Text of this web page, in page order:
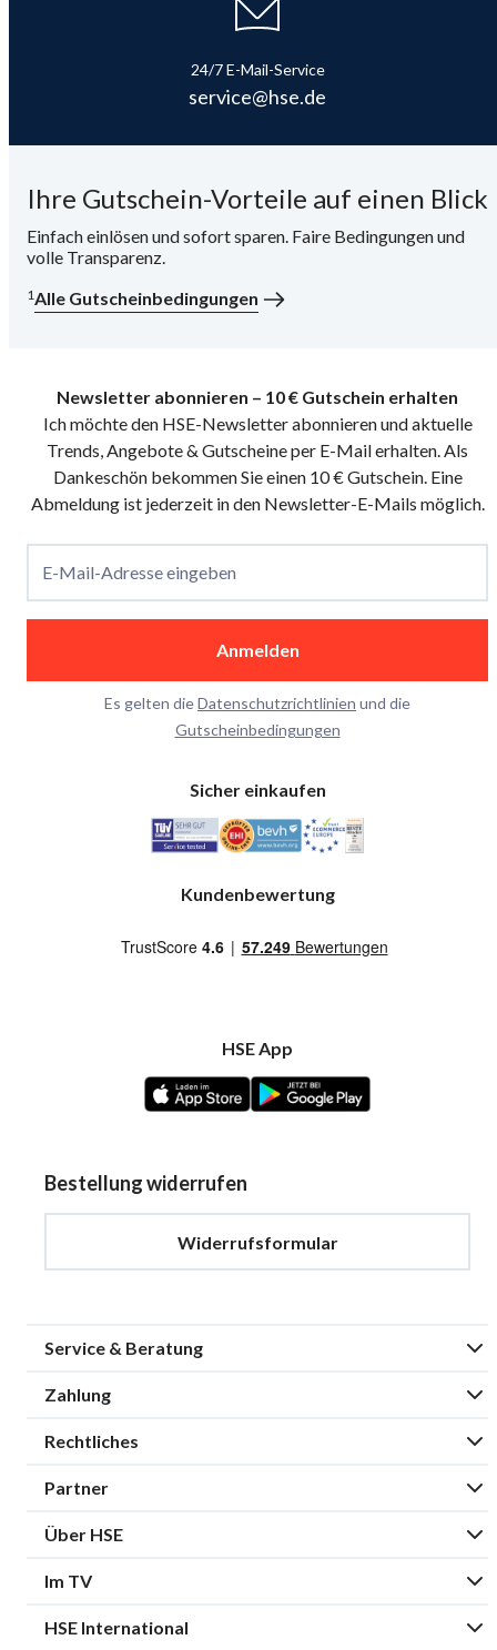
24/7 E-Mail-Service
service@hse.de
Ihre Gutschein-Vorteile auf einen Blick
Einfach einlösen und sofort sparen. Faire Bedingungen und
volle Transparenz.
1Alle Gutscheinbedingungen
Newsletter abonnieren – 10 € Gutschein erhalten
Ich möchte den HSE-Newsletter abonnieren und aktuelle
Trends, Angebote & Gutscheine per E-Mail erhalten. Als
Dankeschön bekommen Sie einen 10 € Gutschein. Eine
Abmeldung ist jederzeit in den Newsletter-E-Mails möglich.
E-Mail-Adresse eingeben
Anmelden
Es gelten dieDatenschutzrichtlinien und die
Gutscheinbedingungen
Sicher einkaufen
Kundenbewertung
HSE App
Bestellung widerrufen
Widerrufsformular
Service & Beratung
Zahlung
Rechtliches
Partner
Über HSE
Im TV
HSE International